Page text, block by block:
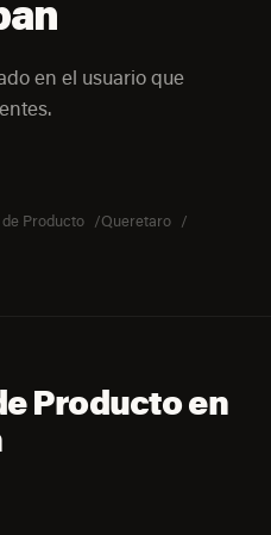
en el usuario que
de Producto
Queretaro
Producto en